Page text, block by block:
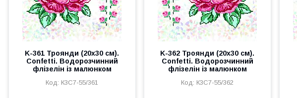
K-361 Троянди (20х30 см).
Confetti. Водорозчинний
флізелін із малюнком
К3С7-55/361
K-362 Троянди (20х30 см).
Confetti. Водорозчинний
флізелін із малюнком
К3С7-55/362